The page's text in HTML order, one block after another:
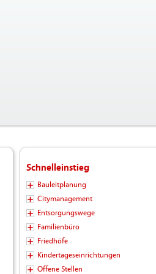
Schnelleinstieg
Bauleitplanung
Citymanagement
Entsorgungswege
Familienbüro
Friedhöfe
Kindertageseinrichtungen
Offene Stellen